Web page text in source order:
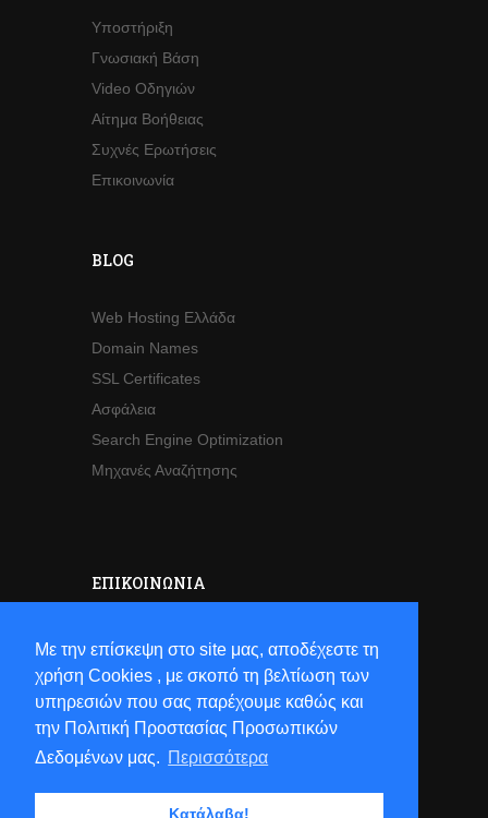
Με την επίσκεψη στο site μας, αποδέχεστε τη
χρήση Cookies , με σκοπό τη βελτίωση των
υπηρεσιών που σας παρέχουμε καθώς και
την Πολιτική Προστασίας Προσωπικών
Δεδομένων μας. Περισσότερα
Κατάλαβα!
Υποστήριξη
Γνωσιακή Βάση
Video Οδηγιών
Αίτημα Βοήθειας
Συχνές Ερωτήσεις
Επικοινωνία
BLOG
Web Hosting Ελλάδα
Domain Names
SSL Certificates
Ασφάλεια
Search Engine Optimization
Μηχανές Αναζήτησης
ΕΠΙΚΟΙΝΩΝΊΑ
Τηλ: +30 2821063941
Email:sales[at]hostsun[dot]com